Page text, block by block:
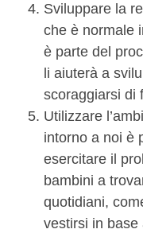
Sviluppare la
che è normale
è parte del
li aiuterà a
scoraggiarsi di
Utilizzare
intorno a noi è
esercitare il
bambini a
quotidiani,
vestirsi in base